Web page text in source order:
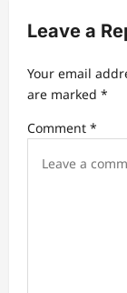
i
a
t
i
Leave a
Your email
are marked *
Comment *